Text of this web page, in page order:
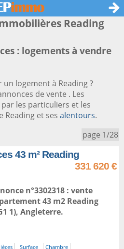
Reading
: logements à vendre
logement à Reading ?
de vente . Les
les particuliers et les
Reading et ses alentours.
page 1/28
43 m² Reading
331 620 €
n°3302318 : vente
43 m2 Reading
1), Angleterre.
Surface Chambre